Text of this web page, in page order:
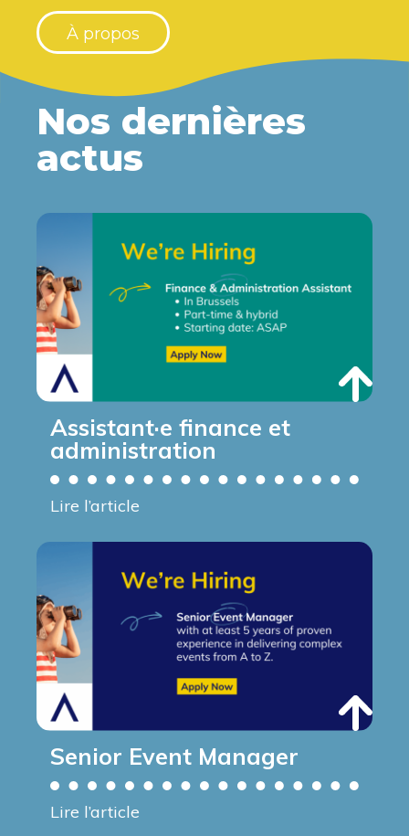
À propos
Nos dernières
actus
Assistant·e finance et
administration
Lire l’article
Senior Event Manager
Lire l’article